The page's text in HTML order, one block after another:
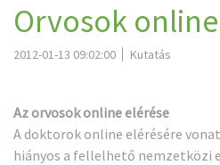
Orvosok online
2012-01-13 09:02:00 Kutatás
Az orvosok online elérése
A doktorok online elérésére
hiányos a fellelhető nemzetközi